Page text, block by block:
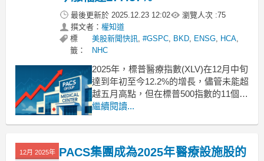
最後更新於 2025.12.23 12:02 瀏覽人次 :75
撰文者： 權知道
標
籤：
美股新聞快訊,#GSPC, BKD, ENSG, HCA,
NHC
2025年，標普醫療指數(XLV)在12月中旬
達到年初至今12.2%的增長，儘管未能超
越五月高點，但在標普500指數的11個類
股中排名第六。在醫療保健類股的細分
的醫療設施類股，並獲得4.87的強力買
入量化評級。B
繼續閱讀...
12月 2025年
PACS集團成為2025年醫療設施股的